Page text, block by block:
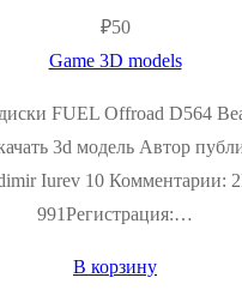
₽50
Game 3D models
FUEL Offroad D564
3d модель Автор
Iurev 10 Комментарии:
991Регистрация:…
В корзину